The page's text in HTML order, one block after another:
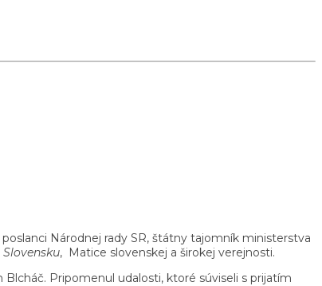
Národnej rady SR, štátny tajomník ministerstva
, Matice slovenskej a širokej verejnosti.
Pripomenul udalosti, ktoré súviseli s prijatím